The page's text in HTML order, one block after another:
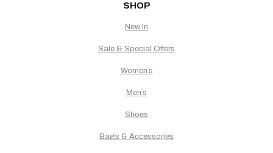
SHOP
New In
Sale & Special Offers
Women`s
Men`s
Shoes
Bags & Accessories